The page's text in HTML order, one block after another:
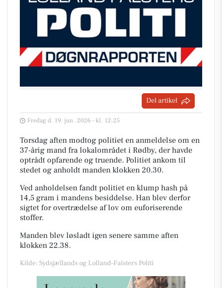
Del artikel
Fredag d. 19. jun. 2026 - kl. 12:25
Torsdag aften modtog politiet en anmeldelse om en
37-årig mand fra lokalområdet i Rødby, der havde
optrådt opfarende og truende. Politiet ankom til
stedet og anholdt manden klokken 20.30.
Ved anholdelsen fandt politiet en klump hash på
14,5 gram i mandens besiddelse. Han blev derfor
sigtet for overtrædelse af lov om euforiserende
stoffer.
Manden blev løsladt igen senere samme aften
klokken 22.38.
Kilde: Sydsjællands og Lolland-Falsters Politi